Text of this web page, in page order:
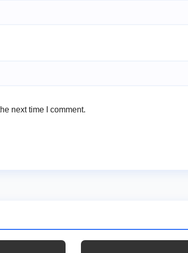
next time I comment.